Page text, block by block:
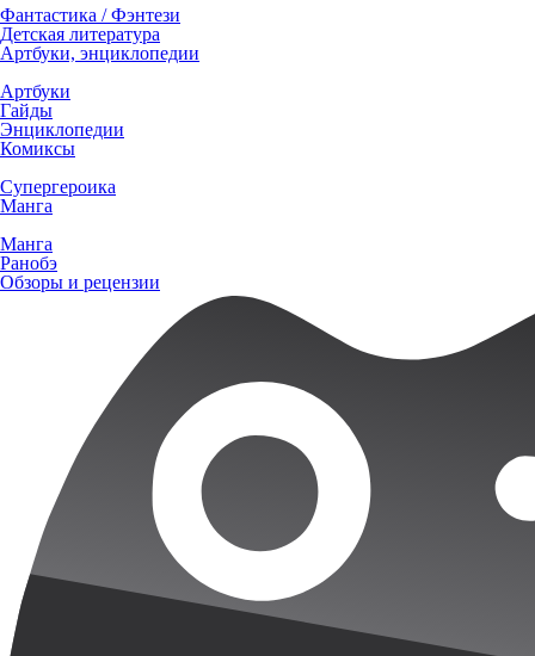
Фантастика / Фэнтези
Детская литература
Артбуки, энциклопедии
Артбуки
Гайды
Энциклопедии
Комиксы
Супергероика
Манга
Манга
Ранобэ
Обзоры и рецензии